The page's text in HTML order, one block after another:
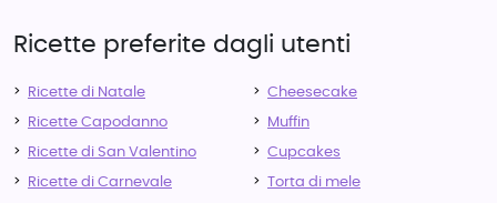
Ricette preferite dagli utenti
Ricette di Natale
Ricette Capodanno
Ricette di San Valentino
Ricette di Carnevale
Cheesecake
Muffin
Cupcakes
Torta di mele